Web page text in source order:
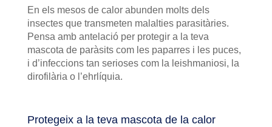
En els mesos de calor abunden molts dels
insectes que transmeten malalties parasitàries.
Pensa amb antelació per protegir a la teva
mascota de paràsits com les paparres i les puces,
i d’infeccions tan serioses com la leishmaniosi, la
dirofilària o l’ehrlíquia.
Protegeix a la teva mascota de la calor